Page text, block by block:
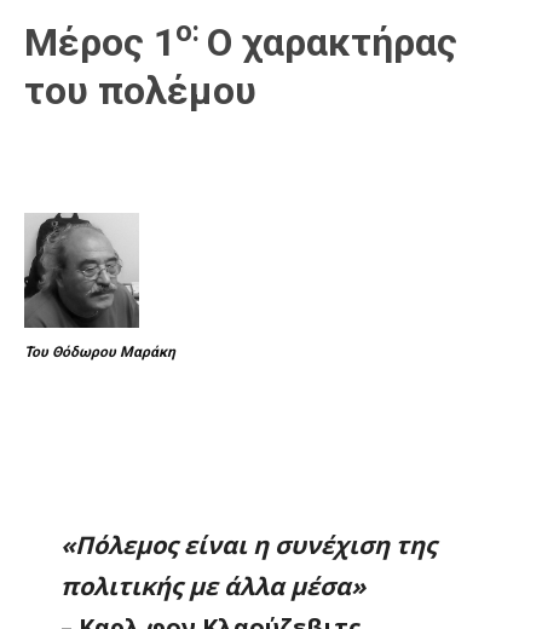
Μέρος 1 ο: Ο χαρακτήρας
του πολέμου
Του Θόδωρου Μαράκη
«Πόλεμος είναι η συνέχιση της
πολιτικής με άλλα μέσα»